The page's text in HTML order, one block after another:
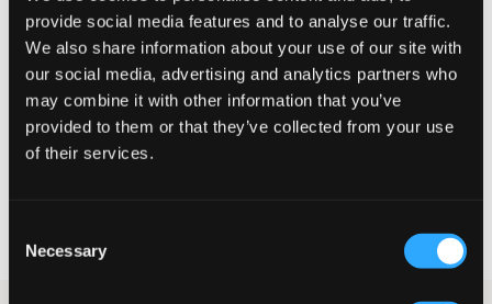
provide social media features and to analyse our traffic.
We also share information about your use of our site with
our social media, advertising and analytics partners who
may combine it with other information that you’ve
provided to them or that they’ve collected from your use
of their services.
Selection
Necessary
Te klein Perfect Te groot
MAATTABEL
KIES EEN MAAT
Recht op herroeping binnen 60 dagen